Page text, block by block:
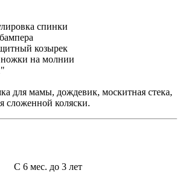
спинки
козырек
ножки на молнии
для мамы, дождевик, москитная стека,
сложенной коляски.
С 6 мес. до 3 лет